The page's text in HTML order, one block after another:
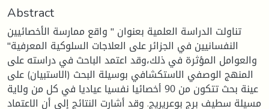
Abstract
تناولت الدراسة العلمية بعنوان " واقع ممارسة الأخصائيين
النفسانيين في الجزائر على العلاجات السلوكية المعرفية"
والعوامل المؤثرة في ذلك،وقد اعتمد الباحث في دراسته على
المنهج الوصفي الاستكشافي بوسيلة البحث (الاستبيان) على
عينة بحث تتكون من 90 أخصائيا نفسيا عياديا في كل من ولاية
مسيلة سطيف برج بوعريريج. وقد أشارت النتائج إلى أن الاعتماد